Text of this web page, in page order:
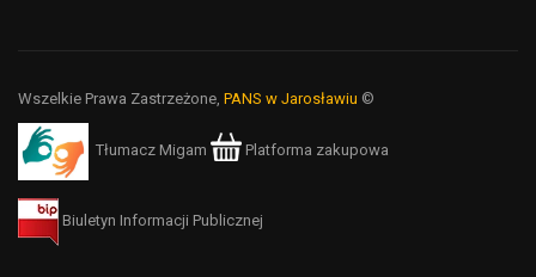
Wszelkie Prawa Zastrzeżone, PANS w Jarosławiu ©
Tłumacz Migam Platforma zakupowa
Biuletyn Informacji Publicznej